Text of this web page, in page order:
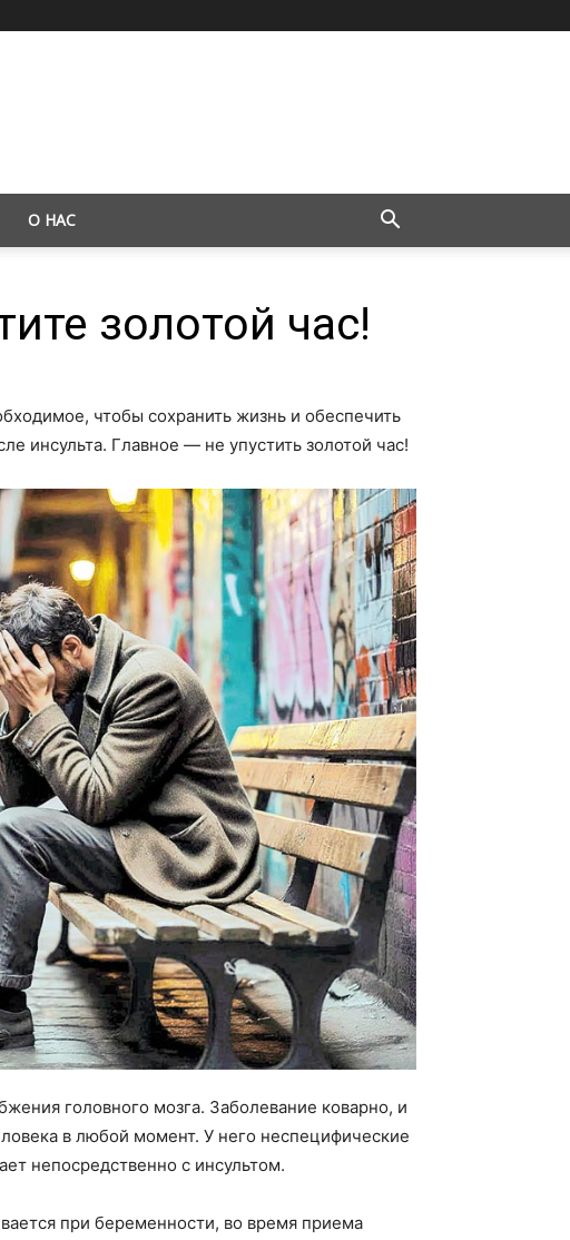
О НАС
золотой час!
чтобы сохранить жизнь и обеспечить
инсульта. Главное — не упустить золотой час!
головного мозга. Заболевание коварно, и
в любой момент. У него неспецифические
непосредственно с инсультом.
при беременности, во время приема